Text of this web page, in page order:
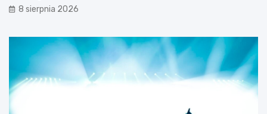
8 sierpnia 2026